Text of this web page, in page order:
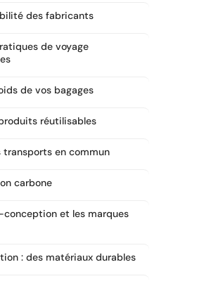
des fabricants
de voyage
de vos bagages
réutilisables
transports en commun
carbone
conception et les marques
: des matériaux durables